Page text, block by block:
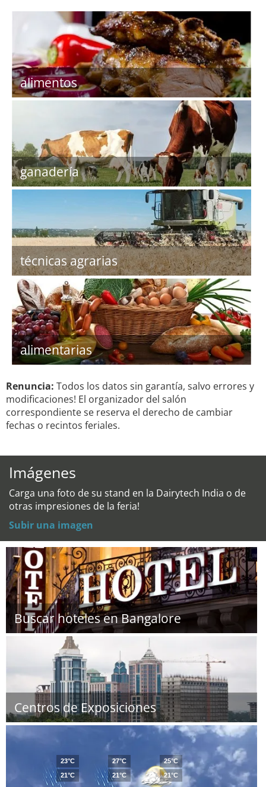
alimentos
ganadería
técnicas agrarias
alimentarias
Renuncia: Todos los datos sin garantía, salvo errores y
modificaciones! El organizador del salón
correspondiente se reserva el derecho de cambiar
fechas o recintos feriales.
Imágenes
Carga una foto de su stand en la Dairytech India o de
otras impresiones de la feria!
Subir una imagen
Buscar hoteles en Bangalore
Centros de Exposiciones
23°C
21°C
27°C
21°C
25°C
21°C